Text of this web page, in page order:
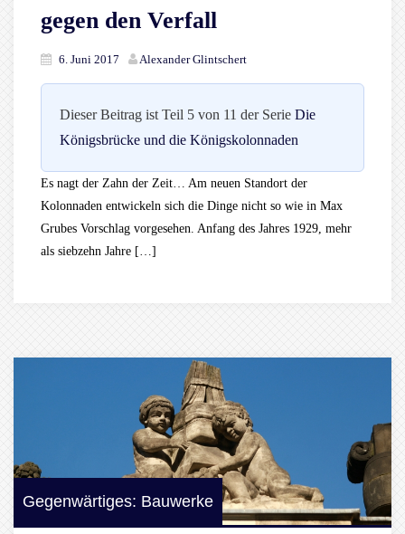
gegen den Verfall
6. Juni 2017 Alexander Glintschert
Dieser Beitrag ist Teil 5 von 11 der Serie Die
Königsbrücke und die Königskolonnaden
Es nagt der Zahn der Zeit… Am neuen Standort der
Kolonnaden entwickeln sich die Dinge nicht so wie in Max
Grubes Vorschlag vorgesehen. Anfang des Jahres 1929, mehr
als siebzehn Jahre […]
Gegenwärtiges: Bauwerke